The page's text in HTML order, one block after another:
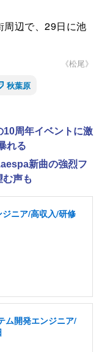
辺で、29日に池
《松尾》
秋葉原
周年イベントに激
れる
新曲の強烈フ
む声も
ジニア/高収入/研修
ム開発エンジニア/